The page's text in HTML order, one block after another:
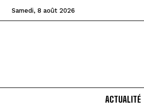
Samedi, 8 août 2026
ACTUALITÉ